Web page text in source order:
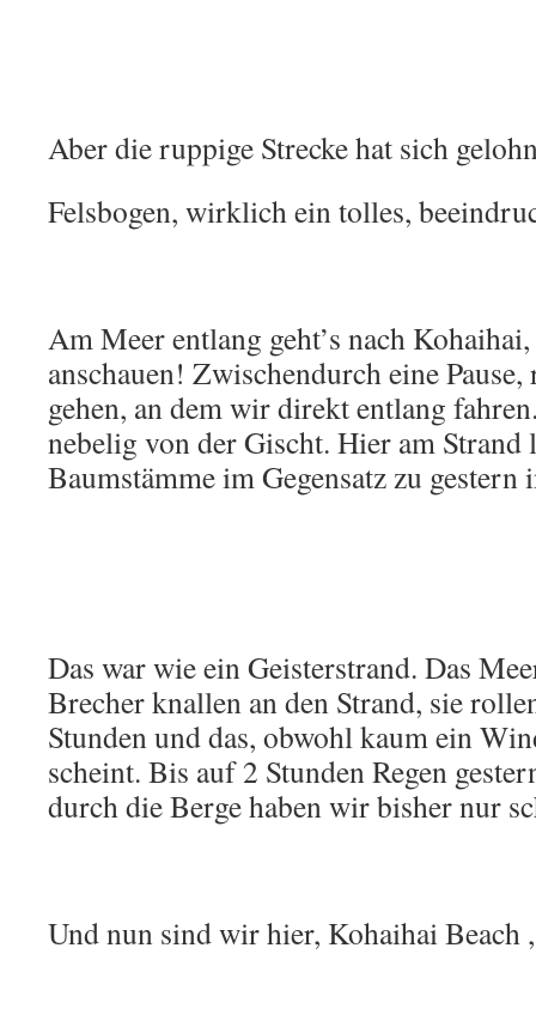
Aber die ruppige Strecke hat sich
Felsbogen, wirklich ein tolles,
Am Meer entlang geht’s nach
anschauen! Zwischendurch eine
gehen, an dem wir direkt entlang
nebelig von der Gischt. Hier am Strand
Baumstämme im Gegensatz zu gestern
Das war wie ein Geisterstrand. Das
Brecher knallen an den Strand, sie
Stunden und das, obwohl kaum ein
scheint. Bis auf 2 Stunden Regen
durch die Berge haben wir bisher nur
Und nun sind wir hier, Kohaihai Beach ,